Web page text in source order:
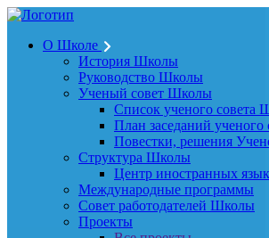
О Школе
История Школы
Руководство Школы
Ученый совет Школы
Список ученого совета
План заседаний ученого
Повестки, решения
Структура Школы
Центр иностранных
Международные программы
Совет работодателей Школы
Проекты